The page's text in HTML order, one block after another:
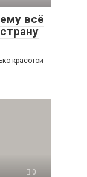
всё
красотой
0